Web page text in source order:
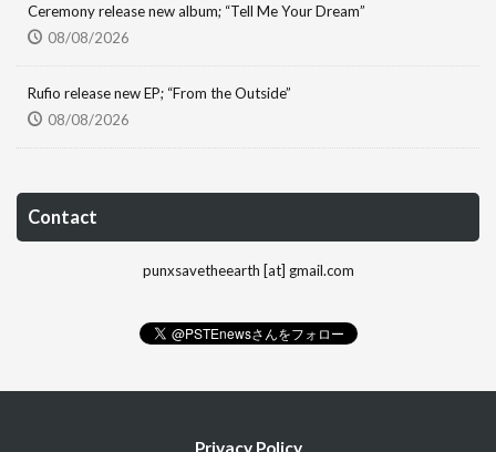
Ceremony release new album; “Tell Me Your Dream”
08/08/2026
Rufio release new EP; “From the Outside”
08/08/2026
Contact
punxsavetheearth [at] gmail.com
Privacy Policy